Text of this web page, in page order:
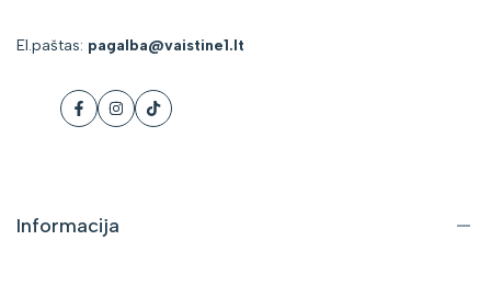
El.paštas: pagalba@vaistine1.lt
Facebook
Instagram
Tiktok
Informacija